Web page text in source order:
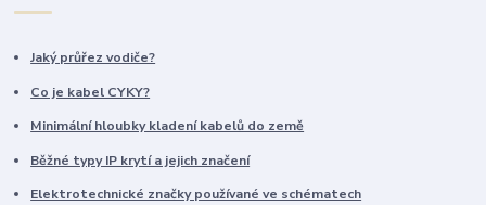
Jaký průřez vodiče?
Co je kabel CYKY?
Minimální hloubky kladení kabelů do země
Běžné typy IP krytí a jejich značení
Elektrotechnické značky používané ve schématech